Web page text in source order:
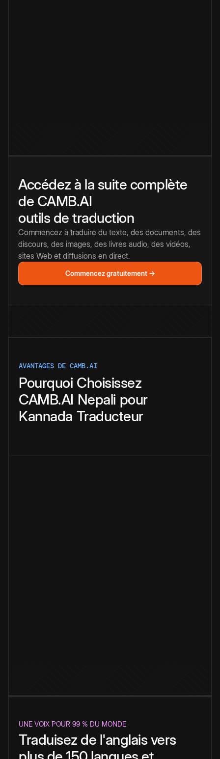
Accédez à la suite complète
de CAMB.AI
outils de traduction
Commencez à traduire du texte, des documents, des
discours, des images, des livres audio, des vidéos,
sites Web et diffusions en direct.
Commencez gratuitement →
AVANTAGES DE CAMB.AI
Pourquoi Choisissez
CAMB.AI Nepali pour
Kannada Traducteur
UNE VOIX POUR 99 % DU MONDE
Traduisez de l'anglais vers